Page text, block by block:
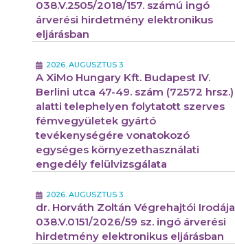
038.V.2505/2018/157. számú ingó
árverési hirdetmény elektronikus
eljárásban
2026. AUGUSZTUS 3.
A XiMo Hungary Kft. Budapest IV.
Berlini utca 47-49. szám (72572 hrsz.)
alatti telephelyen folytatott szerves
fémvegyületek gyártó
tevékenységére vonatokozó
egységes környezethasználati
engedély felülvizsgálata
2026. AUGUSZTUS 3.
dr. Horváth Zoltán Végrehajtói Irodája
038.V.0151/2026/59 sz. ingó árverési
hirdetmény elektronikus eljárásban